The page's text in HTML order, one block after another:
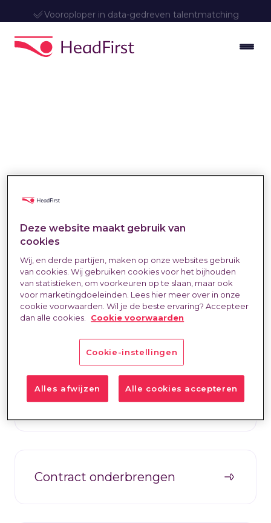
Vooroploper in data-gedreven talentmatching
Zelfstandig
professionals
Wat bieden we?
Contract onderbrengen
Deze website maakt gebruik van
cookies
Wij, en derde partijen, maken op onze websites gebruik
van cookies. Wij gebruiken cookies voor het bijhouden
van statistieken, om voorkeuren op te slaan, maar ook
voor marketingdoeleinden. Lees hier meer over in onze
cookie voorwaarden. Wil je de beste ervaring? Accepteer
dan alle cookies. Cookie voorwaarden
Cookie-instellingen
Alles afwijzen Alle cookies accepteren